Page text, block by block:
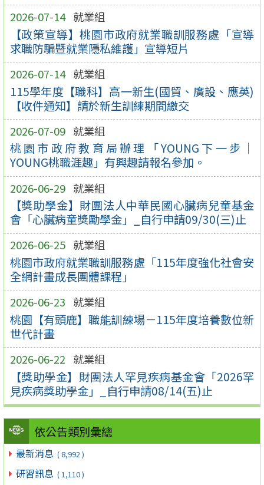
2026-07-14 就業組
【政策宣導】桃園市政府就業職訓服務處「宣導
求職防騙暨就業隱私維護」宣導短片
2026-07-14 就業組
115學年度【職科】高一新生(國貿、廣設、應英)
【收件通知】請於新生訓練期間繳交
2026-07-09 就業組
桃園市政府教育局辦理「YOUNG下一步｜
YOUNG桃職涯趣」有興趣請報名參加。
2026-06-29 就業組
【獎助學金】財團法人中華民國心臟病兒童基金
會「心臟病童獎勵學金」_自行申請09/30(三)止
2026-06-25 就業組
桃園市政府就業職訓服務處「115年度強化社會安
全網計畫成長團體課程」
2026-06-23 就業組
桃園【有頭鹿】職能訓練場－115年度培養數位新
世代計畫
2026-06-22 就業組
【獎助學金】財團法人罕見疾病基金會「2026罕
見疾病獎助學金」_自行申請08/14(五)止
依公告類別彙總
最新消息 ( 8,992 )
研習訊息 ( 1,110 )